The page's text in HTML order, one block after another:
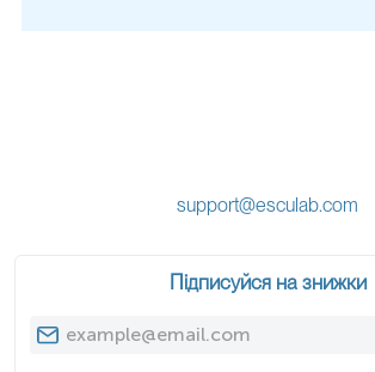
support@esculab.com
Підписуйся на знижки